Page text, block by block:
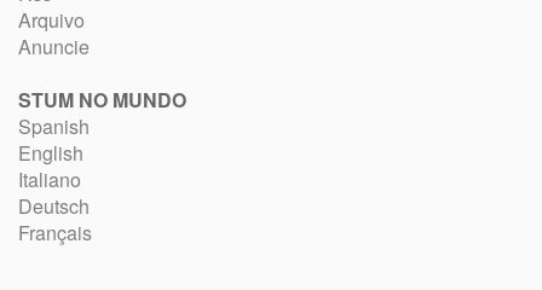
Arquivo
Anuncie
STUM NO MUNDO
Spanish
English
Italiano
Deutsch
Français